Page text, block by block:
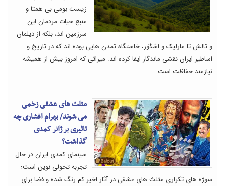
زیست بومی بی همتا و
منبع حیات مردمان این
سرزمین اند، بلکه از دیلمان
و تالش تا مارلیک و اشکَوَر، خاستگاه تمدن هایی بوده اند که در تاریخ و
اساطیر ایران نقشی ماندگار ایفا کرده اند. میراثی که امروز بیش از همیشه
نیازمند حفاظت است
مثلث های عشقی زخمی
می شوند/ بهرام افشاری چه
تاثیری بر ژانر کمدی
گذاشت؟
سینمای کمدی ایران در حال
تجربه تحولی نوین است؛
سوژه های تکراری مثلث های عشقی در آثار اخیر کم رنگ شده و فضا برای